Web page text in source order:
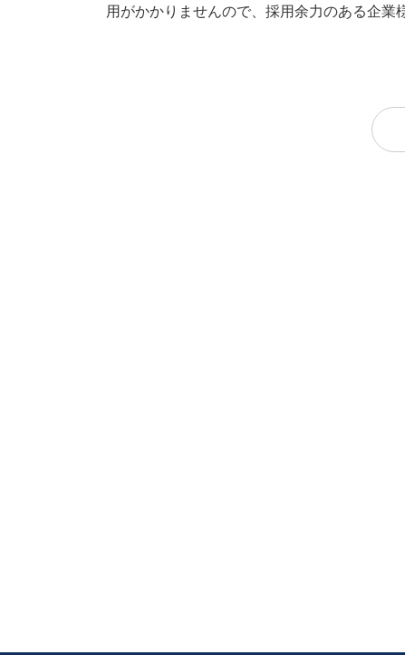
用がかかりませんので、採用余力のある企業